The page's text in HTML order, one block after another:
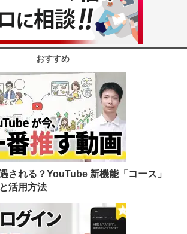
おすすめ
される？YouTube 新機能「コース」
活用方法